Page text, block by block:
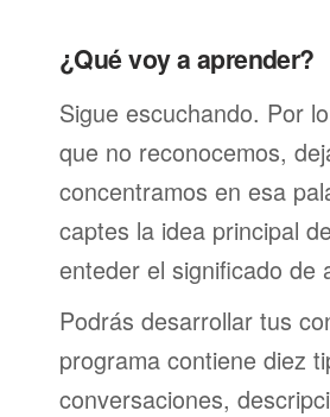
¿Qué voy a aprender?
Sigue escuchando. Por
que no reconocemos,
concentramos en esa
captes la idea principal
enteder el significado de
Podrás desarrollar tus
programa contiene diez
conversaciones,